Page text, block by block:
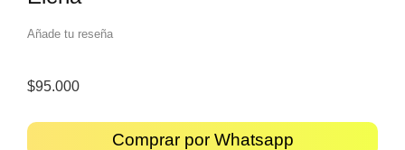
Añade tu reseña
$95.000
Comprar por Whatsapp